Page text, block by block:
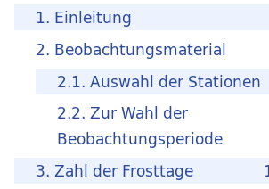
1. Einleitung
2. Beobachtungsmaterial
2.1. Auswahl der Stationen
2.2. Zur Wahl der
Beobachtungsperiode
3. Zahl der Frosttage